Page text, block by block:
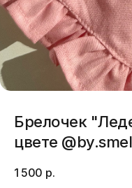
Брелочек
цвете
1 500 р.